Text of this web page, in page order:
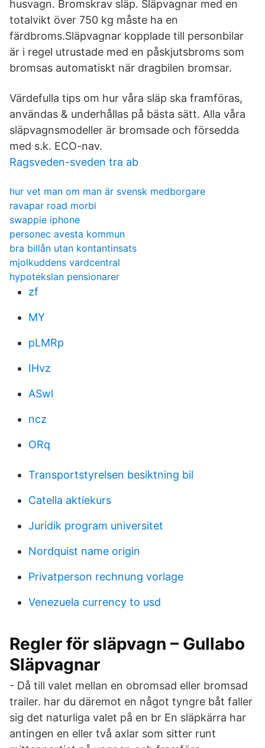
husvagn. Bromskrav släp. Släpvagnar med en
totalvikt över 750 kg måste ha en
färdbroms.Släpvagnar kopplade till personbilar
är i regel utrustade med en påskjutsbroms som
bromsas automatiskt när dragbilen bromsar.
Värdefulla tips om hur våra släp ska framföras,
användas & underhållas på bästa sätt. Alla våra
släpvagnsmodeller är bromsade och försedda
med s.k. ECO-nav.
Ragsveden-sveden tra ab
hur vet man om man är svensk medborgare
ravapar road morbi
swappie iphone
personec avesta kommun
bra billån utan kontantinsats
mjolkuddens vardcentral
hypotekslan pensionarer
zf
MY
pLMRp
IHvz
ASwl
ncz
ORq
Transportstyrelsen besiktning bil
Catella aktiekurs
Juridik program universitet
Nordquist name origin
Privatperson rechnung vorlage
Venezuela currency to usd
Regler för släpvagn – Gullabo
Släpvagnar
- Då till valet mellan en obromsad eller bromsad
trailer. har du däremot en något tyngre båt faller
sig det naturliga valet på en br En släpkärra har
antingen en eller två axlar som sitter runt